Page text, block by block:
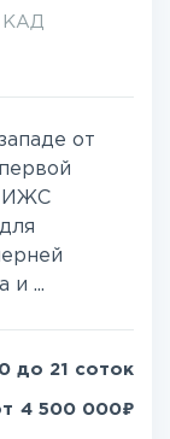
КАД
от
ИЖС
и ...
до 21 соток
4 500 000₽